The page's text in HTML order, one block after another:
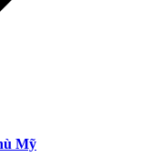
Mỹ